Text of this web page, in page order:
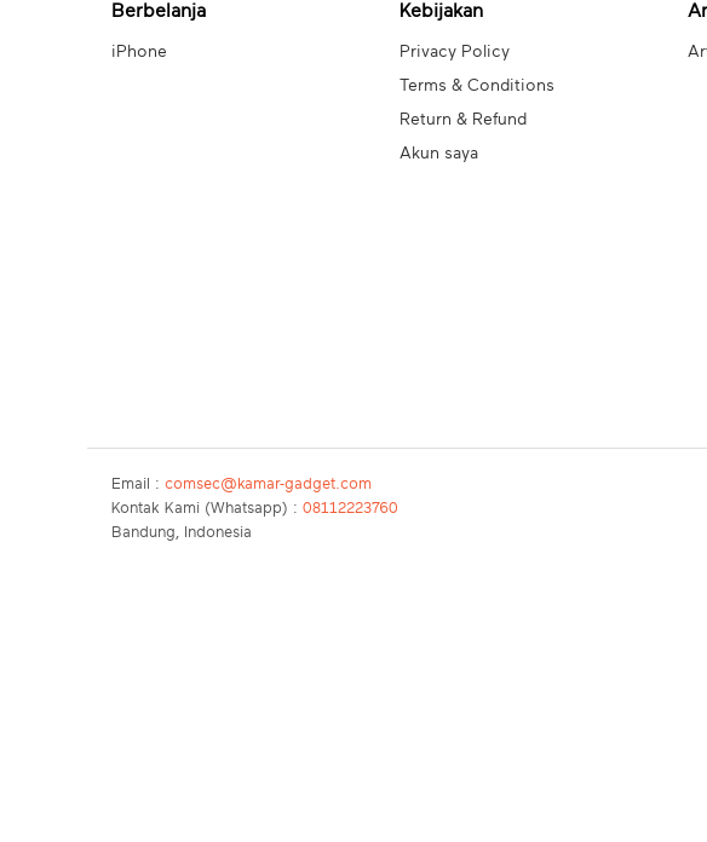
Berbelanja
iPhone
Kebijakan
Privacy Policy
Terms & Conditions
Return & Refund
Akun saya
Email : comsec@kamar-gadget.com
Kontak Kami (Whatsapp) : 08112223760
Bandung, Indonesia